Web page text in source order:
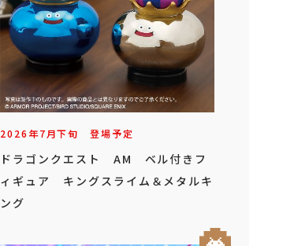
2026年7月下旬 登場予定
ドラゴンクエスト AM ベル付きフ
ィギュア キングスライム＆メタルキ
ング